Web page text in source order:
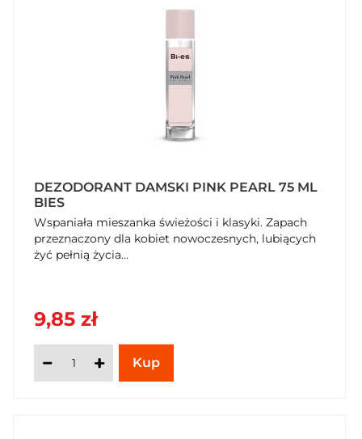
DEZODORANT DAMSKI PINK PEARL 75 ML
BIES
Wspaniała mieszanka świeżości i klasyki. Zapach
przeznaczony dla kobiet nowoczesnych, lubiących
żyć pełnią życia...
9,85 zł